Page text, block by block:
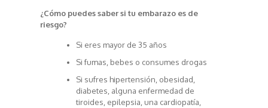
¿Cómo puedes saber si tu embarazo es de
riesgo?
Si eres mayor de 35 años
Si fumas, bebes o consumes drogas
Si sufres hipertensión, obesidad,
diabetes, alguna enfermedad de
tiroides, epilepsia, una cardiopatía,